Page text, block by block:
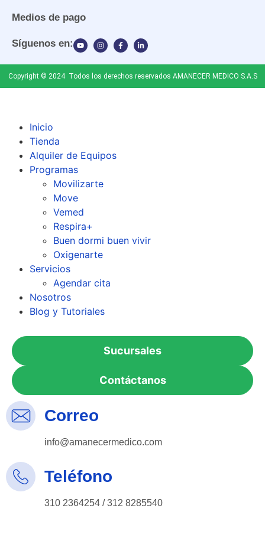
Medios de pago
Síguenos en:
Copyright © 2024 Todos los derechos reservados AMANECER MEDICO S.A.S
Inicio
Tienda
Alquiler de Equipos
Programas
Movilizarte
Move
Vemed
Respira+
Buen dormi buen vivir
Oxigenarte
Servicios
Agendar cita
Nosotros
Blog y Tutoriales
Sucursales
Contáctanos
Correo
info@amanecermedico.com
Teléfono
310 2364254 / 312 8285540